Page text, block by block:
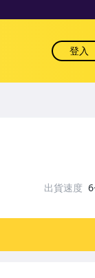
登入
出貨速度